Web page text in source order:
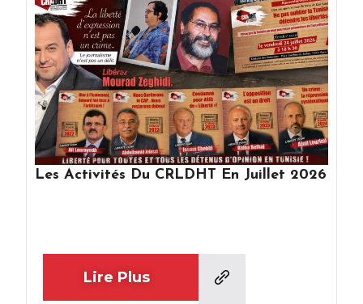
Les Activités Du CRLDHT En Juillet 2026
Lire Plus